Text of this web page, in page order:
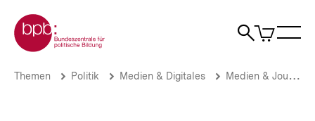
zum
Seiteninhalt
springen
Zur Startseite der bpb
Suche
Artikel
im
BigBrotkrümelnavigation
Pfadnavigation
Themen Politik Medien & Digitales Medien & Journalismus